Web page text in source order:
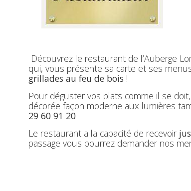
Découvrez le restaurant de l’Auberge
qui, vous présente sa carte et ses
grillades au feu de bois !
Pour déguster vos plats comme il se
décorée façon moderne aux lumières
29 60 91 20
Le restaurant a la capacité de recevoir
passage vous pourrez demander nos